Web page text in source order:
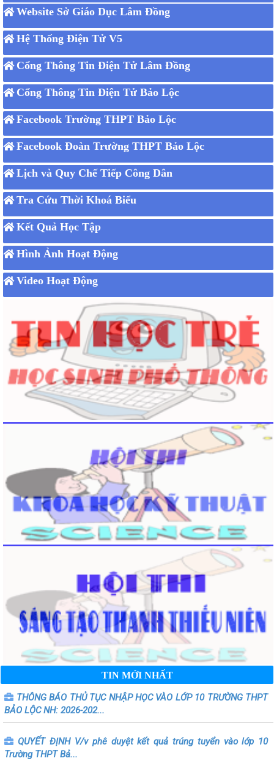
Website Sở Giáo Dục Lâm Đồng
Hệ Thống Điện Tử V5
Cổng Thông Tin Điện Tử Lâm Đồng
Cổng Thông Tin Điện Tử Bảo Lộc
Facebook Trường THPT Bảo Lộc
Facebook Đoàn Trường THPT Bảo Lộc
Lịch và Quy Chế Tiếp Công Dân
Tra Cứu Thời Khoá Biểu
Kết Quả Học Tập
Hình Ảnh Hoạt Động
Video Hoạt Động
TIN MỚI NHẤT
THÔNG BÁO THỦ TỤC NHẬP HỌC VÀO LỚP 10 TRƯỜNG THPT
BẢO LỘC NH: 2026-202...
QUYẾT ĐỊNH V/v phê duyệt kết quả trúng tuyển vào lớp 10
Trường THPT Bả...